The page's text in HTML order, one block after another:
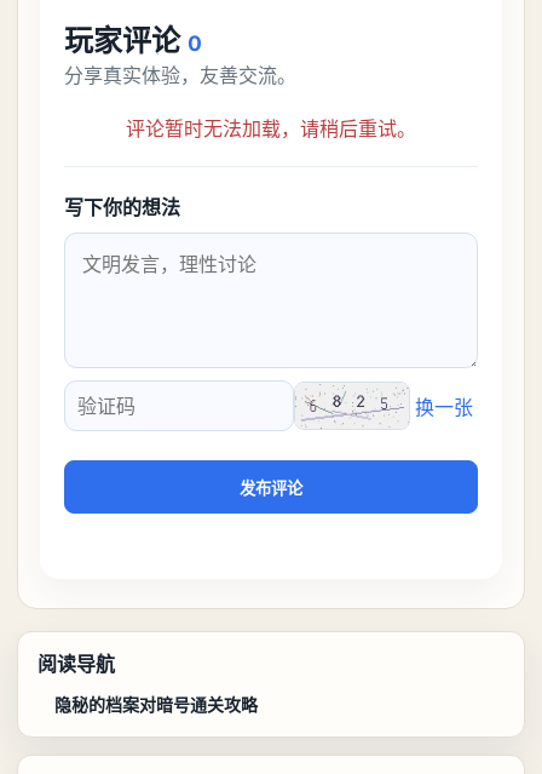
玩家评论 0
分享真实体验，友善交流。
评论暂时无法加载，请稍后重试。
写下你的想法
验证码
换一张
发布评论
阅读导航
隐秘的档案对暗号通关攻略